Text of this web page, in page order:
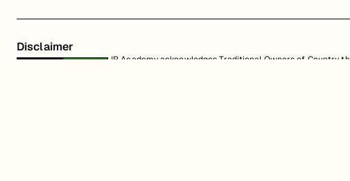
Disclaimer
JR Academy acknowledges Traditional Owners of